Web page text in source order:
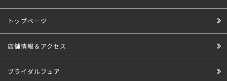
トップページ
店舗情報＆アクセス
ブライダルフェア